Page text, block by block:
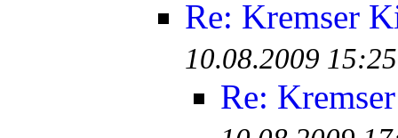
Re: Kremser
10.08.2009 15:25
Re: